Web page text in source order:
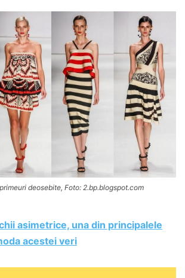
deosebite, Foto: 2.bp.blogspot.com
asimetrice, una din principalele
acestei veri